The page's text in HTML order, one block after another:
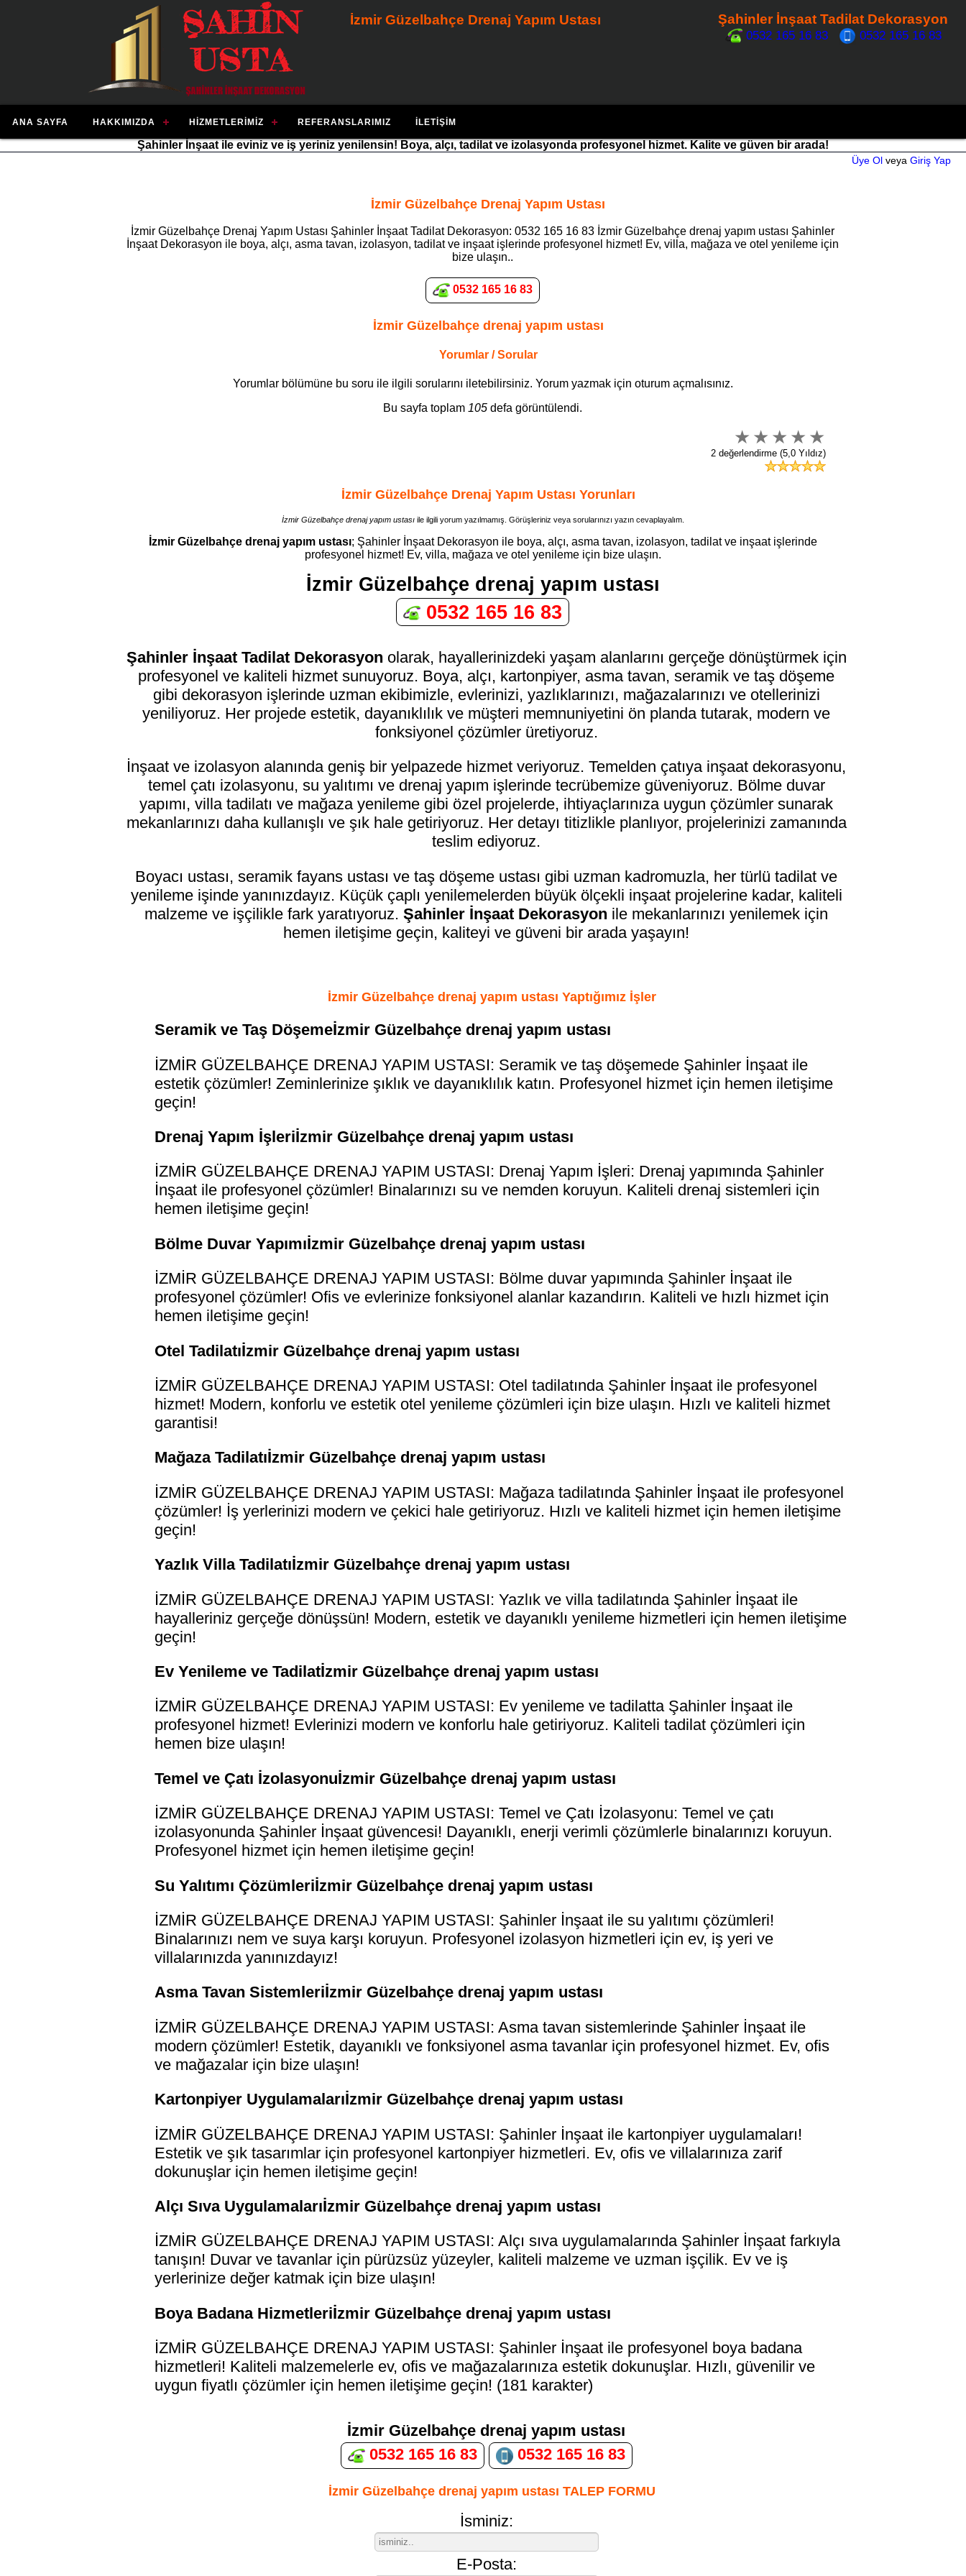
İzmir Güzelbahçe Drenaj Yapım Ustası Şahinler İnşaat Tadilat Dekorasyon
0532 165 16 83 0532 165 16 83
ANA SAYFA HAKKIMIZDA HIZMETLERIMIZ REFERANSLARIMIZ İLETIŞIM
Şahinler İnşaat ile eviniz ve iş yeriniz yenilensin! Boya, alçı, tadilat ve izolasyonda profesyonel hizmet. Kalite ve güven bir arada!
Üye Ol veya Giriş Yap
İzmir Güzelbahçe Drenaj Yapım Ustası
İzmir Güzelbahçe Drenaj Yapım Ustası Şahinler İnşaat Tadilat Dekorasyon: 0532 165 16 83 İzmir Güzelbahçe drenaj yapım ustası Şahinler
İnşaat Dekorasyon ile boya, alçı, asma tavan, izolasyon, tadilat ve inşaat işlerinde profesyonel hizmet! Ev, villa, mağaza ve otel yenileme için
bize ulaşın..
0532 165 16 83
İzmir Güzelbahçe drenaj yapım ustası
Yorumlar / Sorular
Yorumlar bölümüne bu soru ile ilgili sorularını iletebilirsiniz. Yorum yazmak için oturum açmalısınız.
Bu sayfa toplam 105 defa görüntülendi.
2 değerlendirme (5,0 Yıldız)
İzmir Güzelbahçe Drenaj Yapım Ustası Yorunları
İzmir Güzelbahçe drenaj yapım ustasıile ilgili yorum yazılmamış. Görüşleriniz veya sorularınızı yazın cevaplayalım.
İzmir Güzelbahçe drenaj yapım ustası; Şahinler İnşaat Dekorasyon ile boya, alçı, asma tavan, izolasyon, tadilat ve inşaat işlerinde
profesyonel hizmet! Ev, villa, mağaza ve otel yenileme için bize ulaşın.
İzmir Güzelbahçe drenaj yapım ustası
0532 165 16 83
Şahinler İnşaat Tadilat Dekorasyon olarak, hayallerinizdeki yaşam alanlarını gerçeğe dönüştürmek için
profesyonel ve kaliteli hizmet sunuyoruz. Boya, alçı, kartonpiyer, asma tavan, seramik ve taş döşeme
gibi dekorasyon işlerinde uzman ekibimizle, evlerinizi, yazlıklarınızı, mağazalarınızı ve otellerinizi
yeniliyoruz. Her projede estetik, dayanıklılık ve müşteri memnuniyetini ön planda tutarak, modern ve
fonksiyonel çözümler üretiyoruz.
İnşaat ve izolasyon alanında geniş bir yelpazede hizmet veriyoruz. Temelden çatıya inşaat dekorasyonu,
temel çatı izolasyonu, su yalıtımı ve drenaj yapım işlerinde tecrübemize güveniyoruz. Bölme duvar
yapımı, villa tadilatı ve mağaza yenileme gibi özel projelerde, ihtiyaçlarınıza uygun çözümler sunarak
mekanlarınızı daha kullanışlı ve şık hale getiriyoruz. Her detayı titizlikle planlıyor, projelerinizi zamanında
teslim ediyoruz.
Boyacı ustası, seramik fayans ustası ve taş döşeme ustası gibi uzman kadromuzla, her türlü tadilat ve
yenileme işinde yanınızdayız. Küçük çaplı yenilemelerden büyük ölçekli inşaat projelerine kadar, kaliteli
malzeme ve işçilikle fark yaratıyoruz.Şahinler İnşaat Dekorasyon ile mekanlarınızı yenilemek için
hemen iletişime geçin, kaliteyi ve güveni bir arada yaşayın!
İzmir Güzelbahçe drenaj yapım ustası Yaptığımız İşler
Seramik ve Taş Döşemeİzmir Güzelbahçe drenaj yapım ustası
İZMİR GÜZELBAHÇE DRENAJ YAPIM USTASI: Seramik ve taş döşemede Şahinler İnşaat ile
estetik çözümler! Zeminlerinize şıklık ve dayanıklılık katın. Profesyonel hizmet için hemen iletişime
geçin!
Drenaj Yapım İşleriİzmir Güzelbahçe drenaj yapım ustası
İZMİR GÜZELBAHÇE DRENAJ YAPIM USTASI: Drenaj Yapım İşleri: Drenaj yapımında Şahinler
İnşaat ile profesyonel çözümler! Binalarınızı su ve nemden koruyun. Kaliteli drenaj sistemleri için
hemen iletişime geçin!
Bölme Duvar Yapımıİzmir Güzelbahçe drenaj yapım ustası
İZMİR GÜZELBAHÇE DRENAJ YAPIM USTASI: Bölme duvar yapımında Şahinler İnşaat ile
profesyonel çözümler! Ofis ve evlerinize fonksiyonel alanlar kazandırın. Kaliteli ve hızlı hizmet için
hemen iletişime geçin!
Otel Tadilatıİzmir Güzelbahçe drenaj yapım ustası
İZMİR GÜZELBAHÇE DRENAJ YAPIM USTASI: Otel tadilatında Şahinler İnşaat ile profesyonel
hizmet! Modern, konforlu ve estetik otel yenileme çözümleri için bize ulaşın. Hızlı ve kaliteli hizmet
garantisi!
Mağaza Tadilatıİzmir Güzelbahçe drenaj yapım ustası
İZMİR GÜZELBAHÇE DRENAJ YAPIM USTASI: Mağaza tadilatında Şahinler İnşaat ile profesyonel
çözümler! İş yerlerinizi modern ve çekici hale getiriyoruz. Hızlı ve kaliteli hizmet için hemen iletişime
geçin!
Yazlık Villa Tadilatıİzmir Güzelbahçe drenaj yapım ustası
İZMİR GÜZELBAHÇE DRENAJ YAPIM USTASI: Yazlık ve villa tadilatında Şahinler İnşaat ile
hayalleriniz gerçeğe dönüşsün! Modern, estetik ve dayanıklı yenileme hizmetleri için hemen iletişime
geçin!
Ev Yenileme ve Tadilatİzmir Güzelbahçe drenaj yapım ustası
İZMİR GÜZELBAHÇE DRENAJ YAPIM USTASI: Ev yenileme ve tadilatta Şahinler İnşaat ile
profesyonel hizmet! Evlerinizi modern ve konforlu hale getiriyoruz. Kaliteli tadilat çözümleri için
hemen bize ulaşın!
Temel ve Çatı İzolasyonuİzmir Güzelbahçe drenaj yapım ustası
İZMİR GÜZELBAHÇE DRENAJ YAPIM USTASI: Temel ve Çatı İzolasyonu: Temel ve çatı
izolasyonunda Şahinler İnşaat güvencesi! Dayanıklı, enerji verimli çözümlerle binalarınızı koruyun.
Profesyonel hizmet için hemen iletişime geçin!
Su Yalıtımı Çözümleriİzmir Güzelbahçe drenaj yapım ustası
İZMİR GÜZELBAHÇE DRENAJ YAPIM USTASI: Şahinler İnşaat ile su yalıtımı çözümleri!
Binalarınızı nem ve suya karşı koruyun. Profesyonel izolasyon hizmetleri için ev, iş yeri ve
villalarınızda yanınızdayız!
Asma Tavan Sistemleriİzmir Güzelbahçe drenaj yapım ustası
İZMİR GÜZELBAHÇE DRENAJ YAPIM USTASI: Asma tavan sistemlerinde Şahinler İnşaat ile
modern çözümler! Estetik, dayanıklı ve fonksiyonel asma tavanlar için profesyonel hizmet. Ev, ofis
ve mağazalar için bize ulaşın!
Kartonpiyer Uygulamalarıİzmir Güzelbahçe drenaj yapım ustası
İZMİR GÜZELBAHÇE DRENAJ YAPIM USTASI: Şahinler İnşaat ile kartonpiyer uygulamaları!
Estetik ve şık tasarımlar için profesyonel kartonpiyer hizmetleri. Ev, ofis ve villalarınıza zarif
dokunuşlar için hemen iletişime geçin!
Alçı Sıva Uygulamalarıİzmir Güzelbahçe drenaj yapım ustası
İZMİR GÜZELBAHÇE DRENAJ YAPIM USTASI: Alçı sıva uygulamalarında Şahinler İnşaat farkıyla
tanışın! Duvar ve tavanlar için pürüzsüz yüzeyler, kaliteli malzeme ve uzman işçilik. Ev ve iş
yerlerinize değer katmak için bize ulaşın!
Boya Badana Hizmetleriİzmir Güzelbahçe drenaj yapım ustası
İZMİR GÜZELBAHÇE DRENAJ YAPIM USTASI: Şahinler İnşaat ile profesyonel boya badana
hizmetleri! Kaliteli malzemelerle ev, ofis ve mağazalarınıza estetik dokunuşlar. Hızlı, güvenilir ve
uygun fiyatlı çözümler için hemen iletişime geçin! (181 karakter)
İzmir Güzelbahçe drenaj yapım ustası
0532 165 16 83
0532 165 16 83
İzmir Güzelbahçe drenaj yapım ustası TALEP FORMU
İsminiz:
E-Posta: